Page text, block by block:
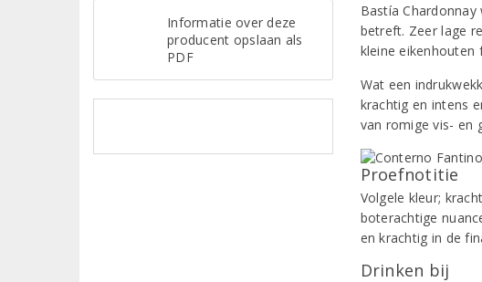
Informatie over deze
producent opslaan als
PDF
Bastía
betreft. Zeer lage
kleine
Wat een
krachtig en intens
van romige vis- en
Proefnotitie
Volgele kleur;
boterachtige
en krachtig in de
Drinken bij